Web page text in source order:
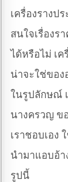
เครื่องรางป
สนใจเรื่องร
ได้หรือไม่ เค
น่าจะใช่ของ
ในรูปลักษณ์
นางครวญ ข
เราชอบเอง
นำมาแอบอ้า
รูปนี้